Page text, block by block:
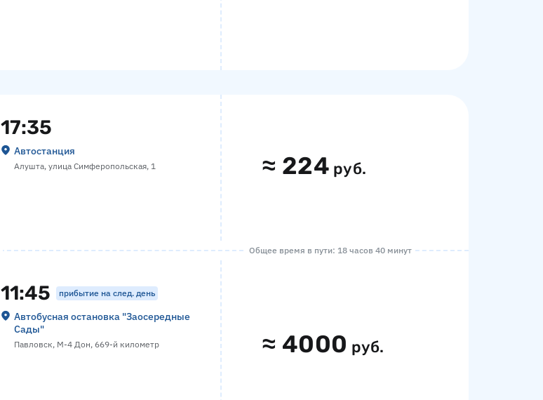
17:35
Автостанция
Алушта, улица Симферопольская, 1 ≈ 224 руб.
Общее время в пути: 18 часов 40 минут
11:45 прибытие на след. день
Автобусная остановка "Заосередные
Сады"
Павловск, М-4 Дон, 669-й километр ≈ 4000 руб.